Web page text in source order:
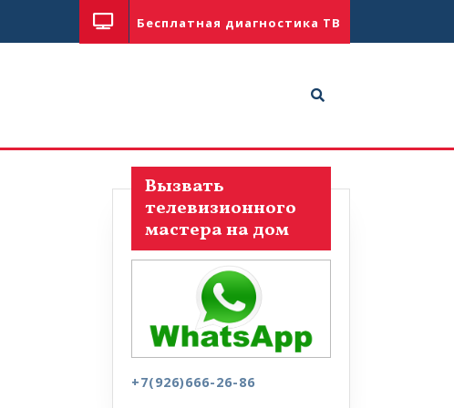
Бесплатная диагностика ТВ
Вызвать
телевизионного
мастера на дом
+7(926)666-26-86